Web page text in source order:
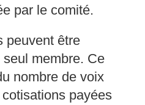
par le comité.
peuvent être
seul membre. Ce
nombre de voix
payées